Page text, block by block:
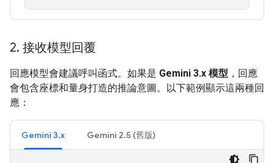
2. 接收模型回覆
回應模型會建議呼叫函式。如果是 Gemini 3.x 模型 ，回應
會包含座標和量身打造的推論意圖。以下範例顯示這兩種回
應：
Gemini 3.x Gemini 2.5 (舊版)